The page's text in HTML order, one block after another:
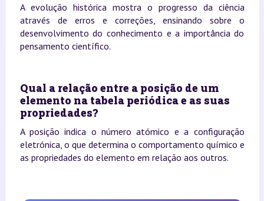
A evolução histórica mostra o progresso da ciência
através de erros e correções, ensinando sobre o
desenvolvimento do conhecimento e a importância do
pensamento científico.
Qual a relação entre a posição de um
elemento na tabela periódica e as suas
propriedades?
A posição indica o número atómico e a configuração
eletrónica, o que determina o comportamento químico e
as propriedades do elemento em relação aos outros.